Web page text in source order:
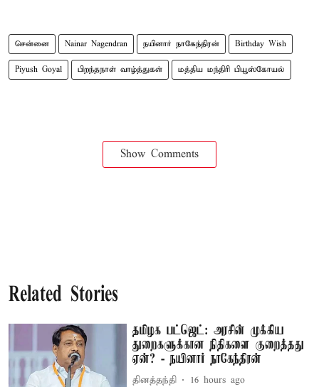
சென்னை Nainar Nagendran நயினார் நாகேந்திரன் Birthday Wish
Piyush Goyal பிறந்தநாள் வாழ்த்துகள் மத்திய மந்திரி பியூஸ்கோயல்
Show Comments
Related Stories
தமிழக பட்ஜெட்: அரசின் முக்கிய
துறைகளுக்கான நிதிகளை குறைத்தது
ஏன்? - நயினார் நாகேந்திரன்
தினத்தந்தி 16 hours ago